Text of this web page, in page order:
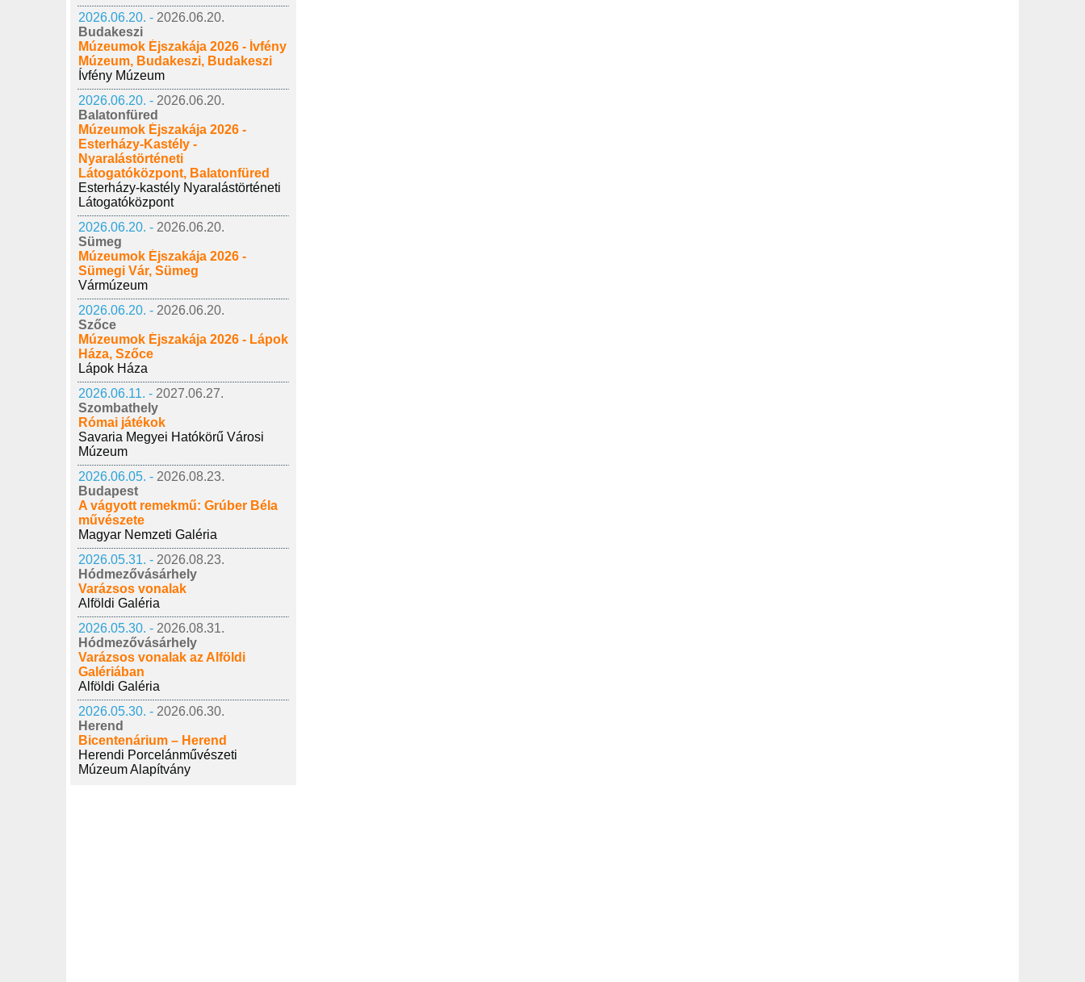
2026.06.20. - 2026.06.20.
Budakeszi
Múzeumok Éjszakája 2026 - Ívfény
Múzeum, Budakeszi, Budakeszi
Ívfény Múzeum
2026.06.20. - 2026.06.20.
Balatonfüred
Múzeumok Éjszakája 2026 -
Esterházy-Kastély -
Nyaralástörténeti
Látogatóközpont, Balatonfüred
Esterházy-kastély Nyaralástörténeti
Látogatóközpont
2026.06.20. - 2026.06.20.
Sümeg
Múzeumok Éjszakája 2026 -
Sümegi Vár, Sümeg
Vármúzeum
2026.06.20. - 2026.06.20.
Szőce
Múzeumok Éjszakája 2026 - Lápok
Háza, Szőce
Lápok Háza
2026.06.11. - 2027.06.27.
Szombathely
Római játékok
Savaria Megyei Hatókörű Városi
Múzeum
2026.06.05. - 2026.08.23.
Budapest
A vágyott remekmű: Grúber Béla
művészete
Magyar Nemzeti Galéria
2026.05.31. - 2026.08.23.
Hódmezővásárhely
Varázsos vonalak
Alföldi Galéria
2026.05.30. - 2026.08.31.
Hódmezővásárhely
Varázsos vonalak az Alföldi
Galériában
Alföldi Galéria
2026.05.30. - 2026.06.30.
Herend
Bicentenárium – Herend
Herendi Porcelánművészeti
Múzeum Alapítvány